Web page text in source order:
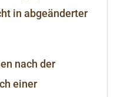
in abgeänderter
nach der
einer